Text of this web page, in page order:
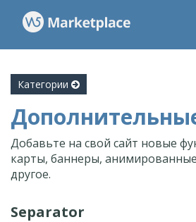
Категории
Добавьте на свой сайт новые
карты, баннеры,
другое.
Separator